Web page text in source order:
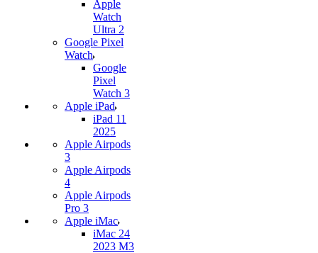
Apple
Watch
Ultra 2
Google Pixel
Watch
Google
Pixel
Watch 3
Apple iPad
iPad 11
2025
Apple Airpods
3
Apple Airpods
4
Apple Airpods
Pro 3
Apple iMac
iMac 24
2023 M3